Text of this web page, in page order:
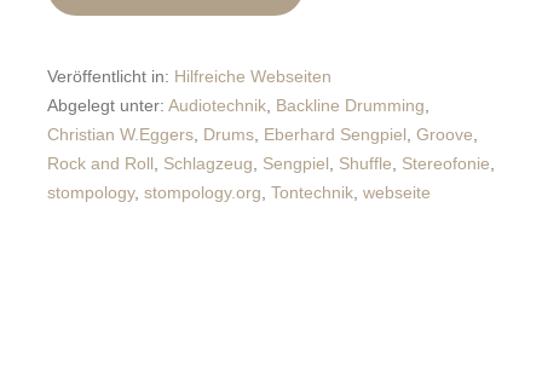
Veröffentlicht in: Hilfreiche Webseiten
Abgelegt unter: Audiotechnik Backline Drumming
Christian W.Eggers Drums Eberhard Sengpiel Groove
Rock and Roll
Schlagzeug Sengpiel Shuffle Stereofonie
stompology, stompology.org Tontechnik webseite